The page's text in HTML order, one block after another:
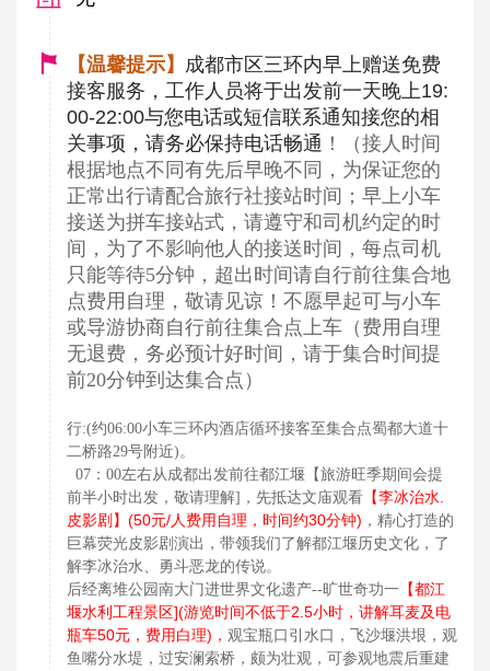
【温馨提示】 成都市区三环内早上赠送免费
接客服务，工作人员将于出发前一天晚上19:
00-22:00与您电话或短信联系通知接您的相
关事项，请务必保持电话畅通 ！（接人时间
根据地点不同有先后早晚不同，为保证您的
正常出行请配合旅行社接站时间；早上小车
接送为拼车接站式，请遵守和司机约定的时
间，为了不影响他人的接送时间，每点司机
只能等待5分钟，超出时间请自行前往集合地
点费用自理，敬请见谅！不愿早起可与小车
或导游协商自行前往集合点上车（费用自理
无退费，务必预计好时间，请于集合时间提
前20分钟到达集合点）
行:(约06:00小车三环内酒店循环接客至集合点蜀都大道十
二桥路29号附近)。
07：00左右从成都出发前往都江堰【旅游旺季期间会提
前半小时出发，敬请理解]，先抵达文庙观看 【李冰治水.
皮影剧】(50元/人费用自理，时间约30分钟) ，精心打造的
巨幕荧光皮影剧演出，带领我们了解都江堰历史文化，了
解李冰治水、勇斗恶龙的传说。
后经离堆公园南大门进世界文化遗产--旷世奇功一 【都江
堰水利工程景区](游览时间不低于2.5小时，讲解耳麦及电
瓶车50元，费用白理)， 观宝瓶口引水口，飞沙堰洪垠，观
鱼嘴分水堤，过安澜索桥，颇为壮观，可参观地震后重建